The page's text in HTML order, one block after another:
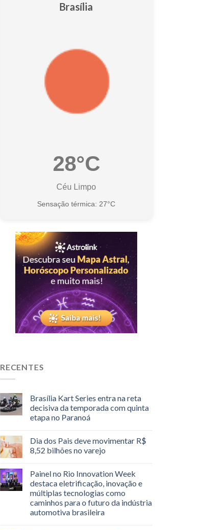
Brasília
28°C
Céu Limpo
Sensação térmica: 27°C
RECENTES
Brasília Kart Series entra na reta
decisiva da temporada com quinta
etapa no Paranoá
Dia dos Pais deve movimentar R$
8,52 bilhões no varejo
Painel no Rio Innovation Week
destaca eletrificação, inovação e
múltiplas tecnologias como
caminhos para o futuro da indústria
automotiva brasileira